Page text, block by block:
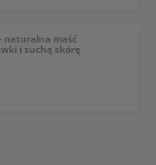
naturalna maść
i suchą skórę